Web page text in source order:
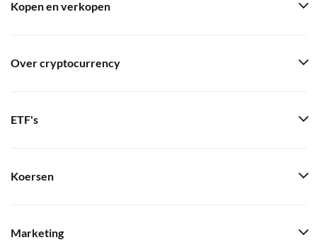
Kopen en verkopen
Over cryptocurrency
ETF's
Koersen
Marketing